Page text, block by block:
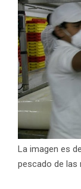
La imagen es
pescado de las